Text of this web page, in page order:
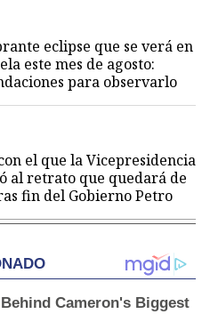
eclipse que se verá en
este mes de agosto:
para observarlo
el que la Vicepresidencia
al retrato que quedará de
fin del Gobierno Petro